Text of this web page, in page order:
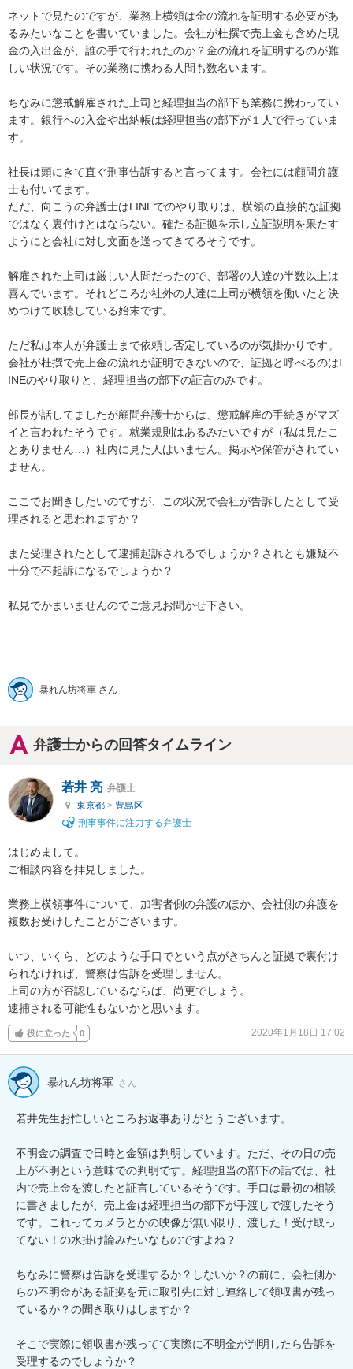
ネットで見たのですが、業務上横領は金の流れを証明する必要があ
るみたいなことを書いていました。会社が杜撰で売上金も含めた現
金の入出金が、誰の手で行われたのか？金の流れを証明するのが難
しい状況です。その業務に携わる人間も数名います。
ちなみに懲戒解雇された上司と経理担当の部下も業務に携わってい
ます。銀行への入金や出納帳は経理担当の部下が１人で行っていま
す。
社長は頭にきて直ぐ刑事告訴すると言ってます。会社には顧問弁護
士も付いてます。
ただ、向こうの弁護士はLINEでのやり取りは、横領の直接的な証拠
ではなく裏付けとはならない。確たる証拠を示し立証説明を果たす
ようにと会社に対し文面を送ってきてるそうです。
解雇された上司は厳しい人間だったので、部署の人達の半数以上は
喜んでいます。それどころか社外の人達に上司が横領を働いたと決
めつけて吹聴している始末です。
ただ私は本人が弁護士まで依頼し否定しているのが気掛かりです。
会社が杜撰で売上金の流れが証明できないので、証拠と呼べるのはL
INEのやり取りと、経理担当の部下の証言のみです。
部長が話してましたが顧問弁護士からは、懲戒解雇の手続きがマズ
イと言われたそうです。就業規則はあるみたいですが（私は見たこ
とありません…）社内に見た人はいません。掲示や保管がされてい
ません。
ここでお聞きしたいのですが、この状況で会社が告訴したとして受
理されると思われますか？
また受理されたとして逮捕起訴されるでしょうか？されとも嫌疑不
十分で不起訴になるでしょうか？
私見でかまいませんのでご意見お聞かせ下さい。
暴れん坊将軍 さん
弁護士からの回答タイムライン
若井 亮 弁護士
東京都 > 豊島区
刑事事件に注力する弁護士
はじめまして。
ご相談内容を拝見しました。
業務上横領事件について、加害者側の弁護のほか、会社側の弁護を
複数お受けしたことがございます。
いつ、いくら、どのような手口でという点がきちんと証拠で裏付け
られなければ、警察は告訴を受理しません。
上司の方が否認しているならば、尚更でしょう。
逮捕される可能性もないかと思います。
役に立った 0 2020年1月18日 17:02
暴れん坊将軍 さん
若井先生お忙しいところお返事ありがとうございます。
不明金の調査で日時と金額は判明しています。ただ、その日の売
上が不明という意味での判明です。経理担当の部下の話では、社
内で売上金を渡したと証言しているそうです。手口は最初の相談
に書きましたが、売上金は経理担当の部下が手渡しで渡したそう
です。これってカメラとかの映像が無い限り、渡した！受け取っ
てない！の水掛け論みたいなものですよね？
ちなみに警察は告訴を受理するか？しないか？の前に、会社側か
らの不明金がある証拠を元に取引先に対し連絡して領収書が残っ
ているか？の聞き取りはしますか？
そこで実際に領収書が残ってて実際に不明金が判明したら告訴を
受理するのでしょうか？